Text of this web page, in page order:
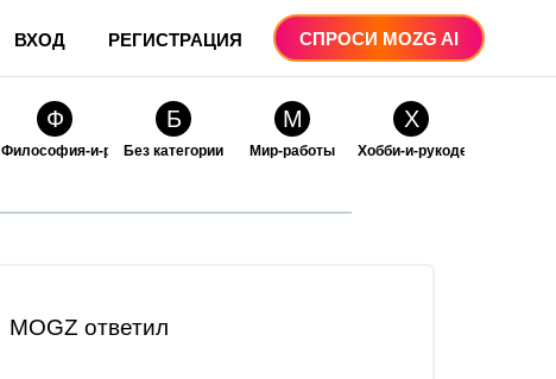
ВХОД РЕГИСТРАЦИЯ СПРОСИ MOZG AI
Ф
Философия-и-религия
Б
Без категории
М
Мир-работы
Х
Хобби-и-рукоделие
MOGZ ответил